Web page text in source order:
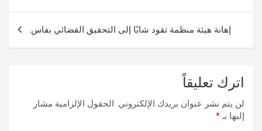
إهانة هيئة منظمة تقود شابًا إلى التحقيق القضائي بفاس.
اترك تعليقاً
لن يتم نشر عنوان بريدك الإلكتروني. الحقول الإلزامية مشار
إليها بـ*